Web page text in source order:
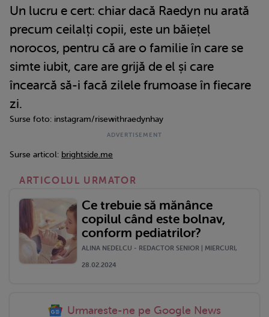
Un lucru e cert: chiar dacă Raedyn nu arată
precum ceilalți copii, este un băiețel
norocos, pentru că are o familie în care se
simte iubit, care are grijă de el și care
încearcă să-i facă zilele frumoase în fiecare
zi.
Surse foto: instagram/risewithraedynhay
Surse articol: brightside.me
ARTICOLUL URMATOR
Ce trebuie să mănânce
copilul când este bolnav,
conform pediatrilor?
ALINA NEDELCU - REDACTOR SENIOR | MIERCURI,
28.02.2024
Urmareste-ne pe Google News